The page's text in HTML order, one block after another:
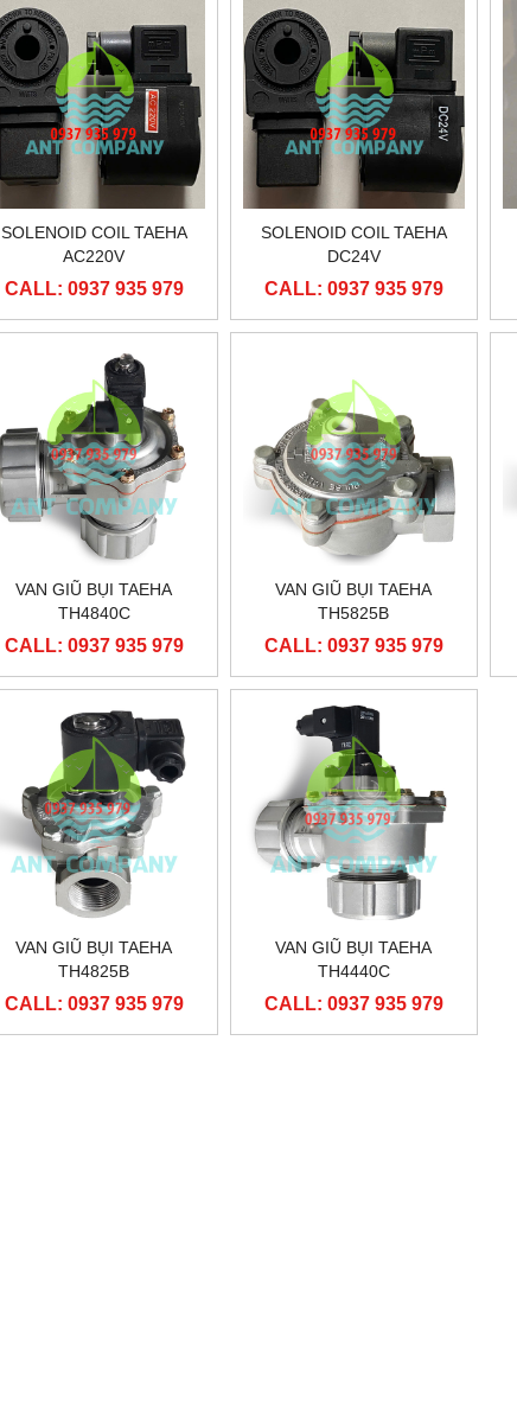
SOLENOID COIL TAEHA
AC220V
CALL: 0937 935 979
SOLENOID COIL TAEHA
DC24V
CALL: 0937 935 979
VAN GIŨ BỤI TAEHA
TH4840C
CALL: 0937 935 979
VAN GIŨ BỤI TAEHA
TH5825B
CALL: 0937 935 979
VAN GIŨ BỤI TAEHA
TH4825B
CALL: 0937 935 979
VAN GIŨ BỤI TAEHA
TH4440C
CALL: 0937 935 979